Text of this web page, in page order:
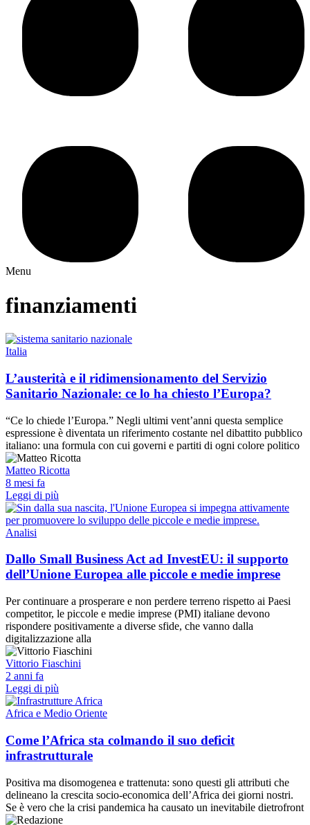
Menu
finanziamenti
Italia
L’austerità e il ridimensionamento del Servizio
Sanitario Nazionale: ce lo ha chiesto l’Europa?
“Ce lo chiede l’Europa.” Negli ultimi vent’anni questa semplice
espressione è diventata un riferimento costante nel dibattito pubblico
italiano: una formula con cui governi e partiti di ogni colore politico
Matteo Ricotta
8 mesi fa
Leggi di più
Analisi
Dallo Small Business Act ad InvestEU: il supporto
dell’Unione Europea alle piccole e medie imprese
Per continuare a prosperare e non perdere terreno rispetto ai Paesi
competitor, le piccole e medie imprese (PMI) italiane devono
rispondere positivamente a diverse sfide, che vanno dalla
digitalizzazione alla
Vittorio Fiaschini
2 anni fa
Leggi di più
Africa e Medio Oriente
Come l’Africa sta colmando il suo deficit
infrastrutturale
Positiva ma disomogenea e trattenuta: sono questi gli attributi che
delineano la crescita socio-economica dell’Africa dei giorni nostri.
Se è vero che la crisi pandemica ha causato un inevitabile dietrofront